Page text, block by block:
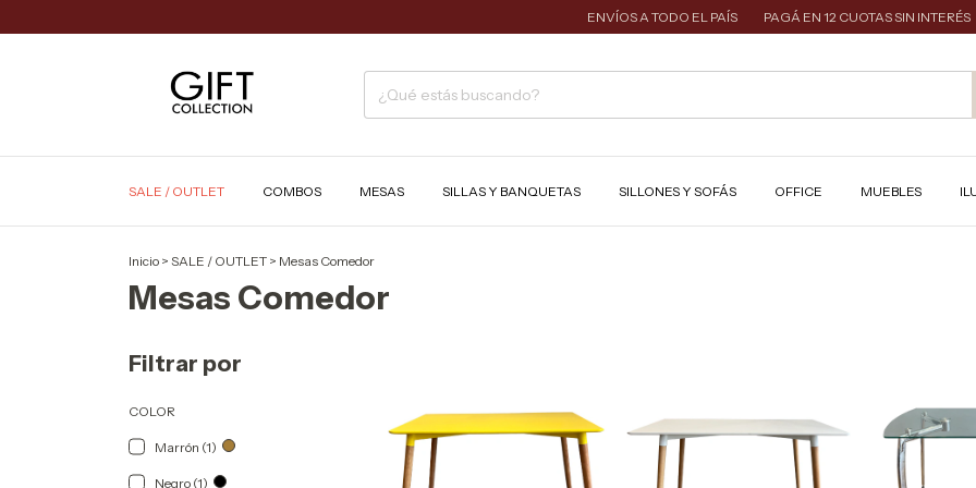
ENVÍOS A TODO EL PAÍS PAGÁ EN 12 CUOTAS SIN INTERÉS
SALE / OUTLET COMBOS MESAS SILLAS Y BANQUETAS SILLONES Y SOFÁS OFFICE MUEBLES
Inicio > SALE / OUTLET > Mesas Comedor
Mesas Comedor
Filtrar por
COLOR
Marrón (1)
Negro (1)